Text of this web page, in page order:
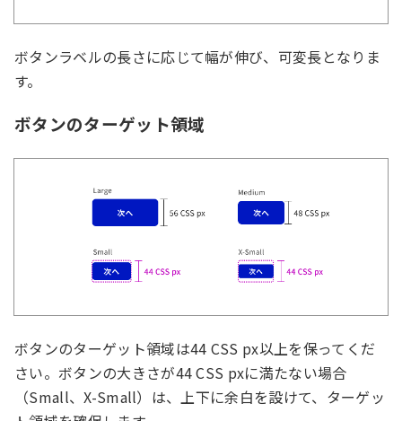
ボタンラベルの長さに応じて幅が伸び、可変長となりま
す。
ボタンのターゲット領域
ボタンのターゲット領域は44 CSS px以上を保ってくだ
さい。ボタンの大きさが44 CSS pxに満たない場合
（Small、X-Small）は、上下に余白を設けて、ターゲッ